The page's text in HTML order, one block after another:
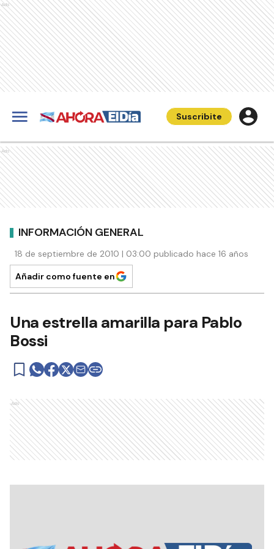
Ads
Suscribite
Ads
INFORMACIÓN GENERAL
18 de septiembre de 2010 | 03:00 publicado hace 16 años
Añadir como fuente en
Una estrella amarilla para Pablo
Bossi
Ads